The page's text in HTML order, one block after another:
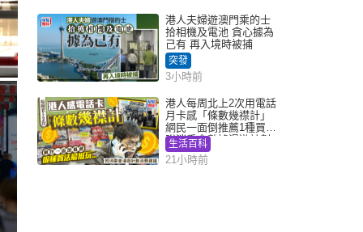
港人夫婦遊澳門乘的士
拾相機及電池 貪心據為
己有 再入境時被捕
突發
3小時前
港人每周北上2次用電話
月卡感「條數幾襟計」
網民一面倒推薦1種買法
附消委會數據漫遊計劃
消費提示
生活百科
21小時前